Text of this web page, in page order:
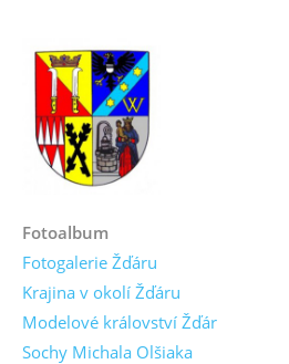
Fotoalbum
Fotogalerie Žďáru
Krajina v okolí Žďáru
Modelové království Žďár
Sochy Michala Olšiaka